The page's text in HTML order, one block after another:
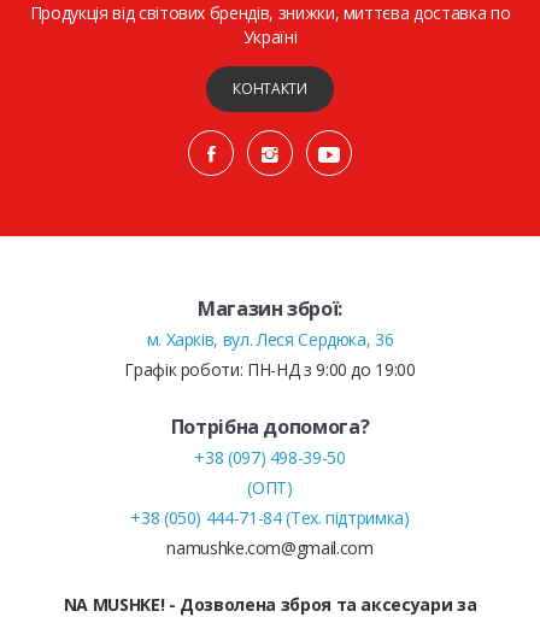
Продукція від світових брендів, знижки, миттєва доставка по
Україні
КОНТАКТИ
Магазин зброї:
м. Харків, вул. Леся Сердюка, 36
Графік роботи: ПН-НД з 9:00 до 19:00
Потрібна допомога?
+38 (097) 498-39-50
(ОПТ)
+38 (050) 444-71-84 (Тех. підтримка)
namushke.com@gmail.com
NA MUSHKE! - Дозволена зброя та аксесуари за